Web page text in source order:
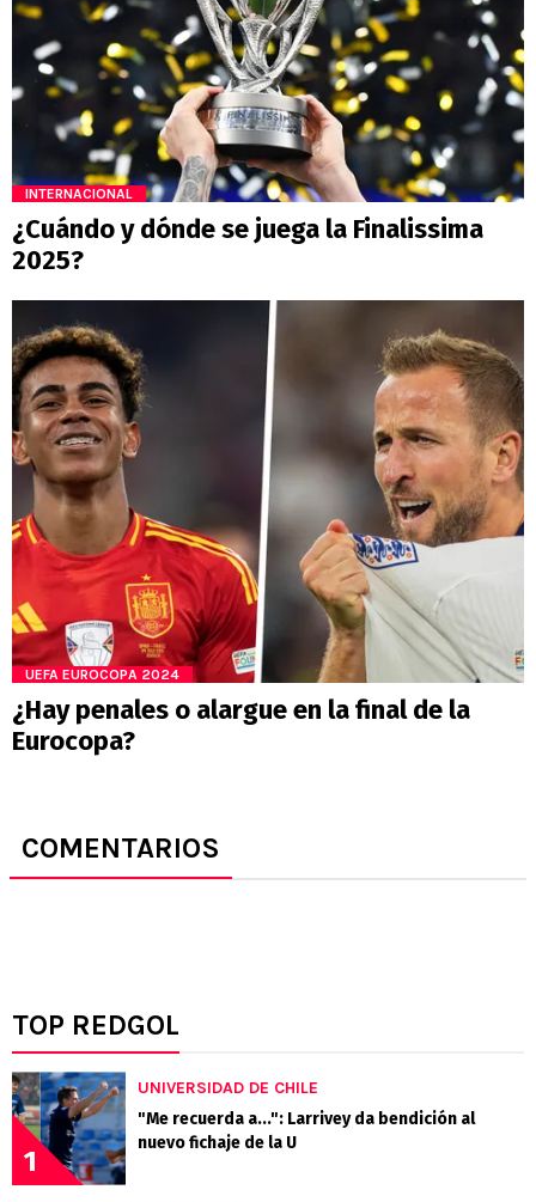
INTERNACIONAL
¿Cuándo y dónde se juega la Finalissima
2025?
UEFA EUROCOPA 2024
¿Hay penales o alargue en la final de la
Eurocopa?
COMENTARIOS
TOP REDGOL
1
UNIVERSIDAD DE CHILE
"Me recuerda a...": Larrivey da bendición al
nuevo fichaje de la U